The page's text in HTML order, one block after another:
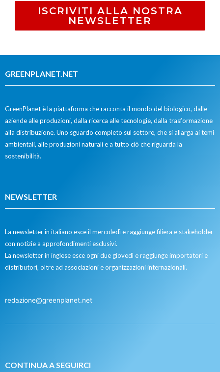
ISCRIVITI ALLA NOSTRA
NEWSLETTER
GREENPLANET.NET
GreenPlanet è la piattaforma che racconta il mondo del biologico, dalle
aziende alle produzioni, dalla ricerca alle tecnologie, dalla trasformazione
alla distribuzione. Uno sguardo completo sul settore, che si allarga ai temi
ambientali, alle produzioni naturali e a tutto ciò che riguarda la
sostenibilità.
NEWSLETTER
La newsletter in italiano esce il mercoledì e raggiunge filiera e stakeholder
con notizie a approfondimenti esclusivi.
La newsletter in inglese esce ogni due giovedì e raggiunge importatori e
distributori, oltre ad associazioni e organizzazioni internazionali.
redazione@greenplanet.net
CONTINUA A SEGUIRCI